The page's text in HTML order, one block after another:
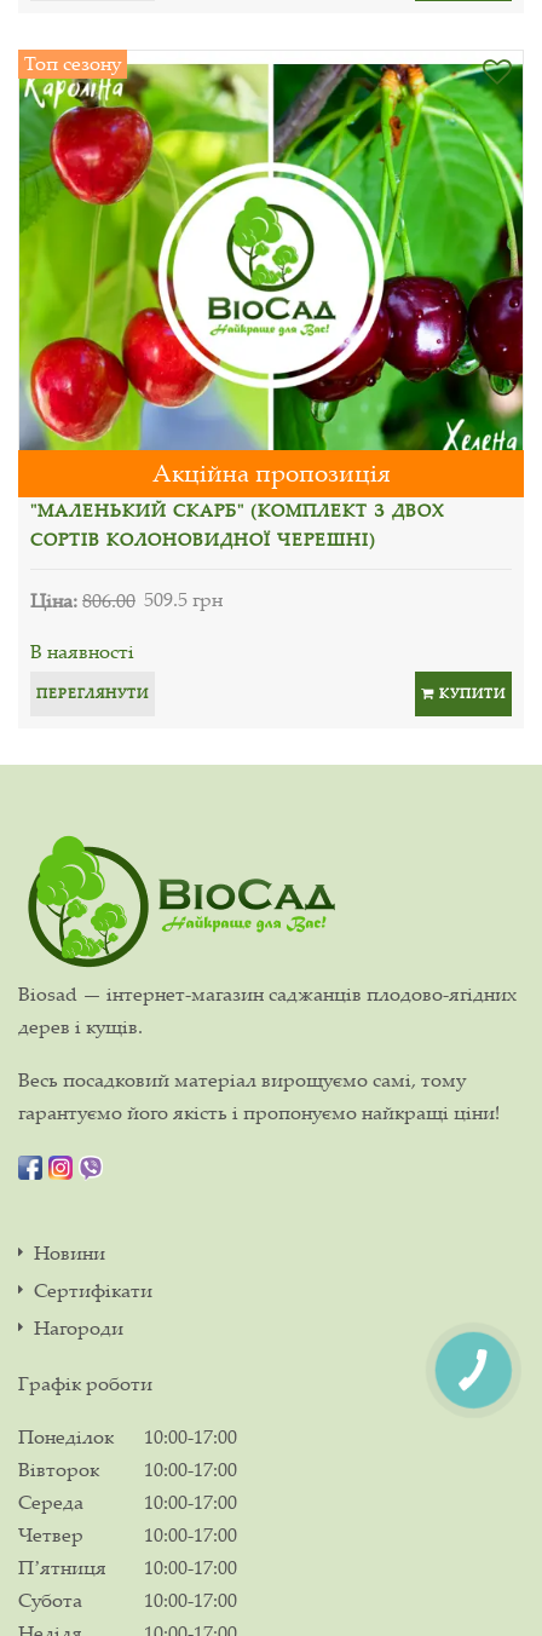
Топ сезону
Акційна пропозиція
"МАЛЕНЬКИЙ СКАРБ" (КОМПЛЕКТ З ДВОХ
СОРТІВ КОЛОНОВИДНОЇ ЧЕРЕШНІ)
Ціна:806.00 509.5 грн
В наявності
ПЕРЕГЛЯНУТИ КУПИТИ
Biosad — інтернет-магазин саджанців плодово-ягідних
дерев і кущів.
Весь посадковий матеріал вирощуємо самі, тому
гарантуємо його якість і пропонуємо найкращі ціни!
Новини
Сертифікати
Нагороди
Графік роботи
Понеділок
10:00-17:00
Вівторок
10:00-17:00
Середа
10:00-17:00
Четвер
10:00-17:00
Пʼятниця
10:00-17:00
Субота
10:00-17:00